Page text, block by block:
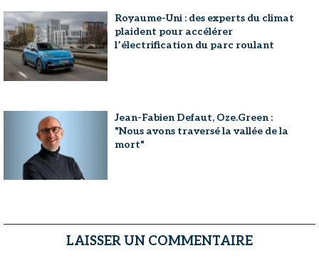
Royaume-Uni : des experts du climat
plaident pour accélérer
l’électrification du parc roulant
Jean-Fabien Defaut, Oze.Green :
"Nous avons traversé la vallée de la
mort"
LAISSER UN COMMENTAIRE